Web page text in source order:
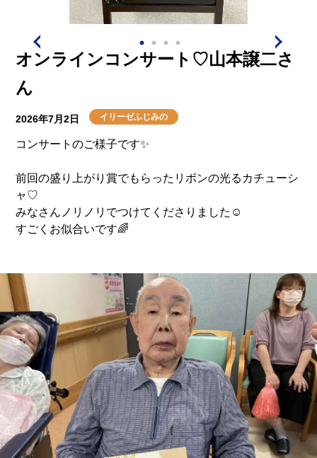
オンラインコンサート♡山本譲二さ
ん
2026年7月2日 イリーゼふじみの
コンサートのご様子です✨
前回の盛り上がり賞でもらったリボンの光るカチューシ
ャ♡
みなさんノリノリでつけてくださりました☺
すごくお似合いです🌈